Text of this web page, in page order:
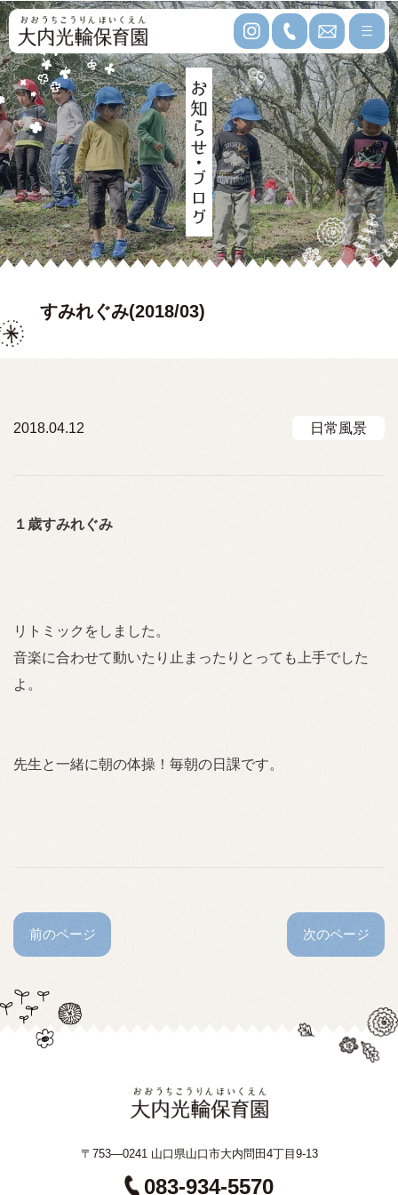
すみれぐみ(2018/03)
2018.04.12 日常風景
１歳すみれぐみ
リトミックをしました。
音楽に合わせて動いたり止まったりとっても上手でした
よ。
先生と一緒に朝の体操！毎朝の日課です。
前のページ 次のページ
〒753—0241 山口県山口市大内問田4丁目9-13
083-934-5570